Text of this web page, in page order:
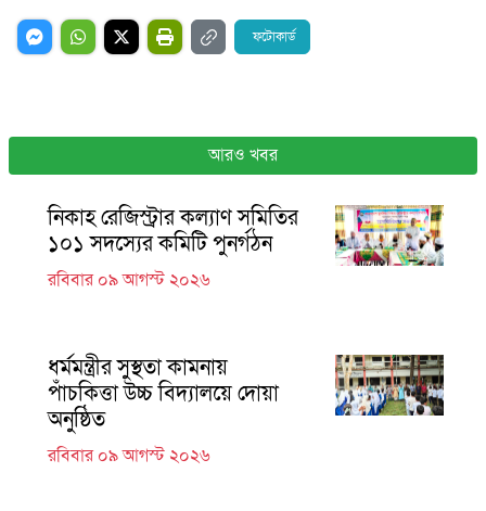
ফটোকার্ড
আরও খবর
নিকাহ রেজিস্ট্রার কল্যাণ সমিতির
১০১ সদস্যের কমিটি পুনর্গঠন
রবিবার ০৯ আগস্ট ২০২৬
ধর্মমন্ত্রীর সুস্থতা কামনায়
পাঁচকিত্তা উচ্চ বিদ্যালয়ে দোয়া
অনুষ্ঠিত
রবিবার ০৯ আগস্ট ২০২৬